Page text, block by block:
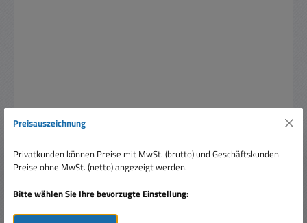
Ladegerät mit Akku 4x 2100mAh Akkus
Preisauszeichnung
Privatkunden können Preise mit MwSt. (brutto) und Geschäftskunden
Preise ohne MwSt. (netto) angezeigt werden.
Bitte wählen Sie Ihre bevorzugte Einstellung: